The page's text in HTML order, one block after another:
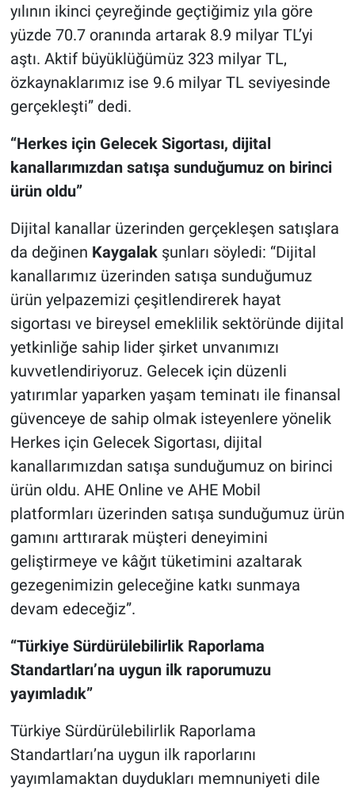
yılının ikinci çeyreğinde geçtiğimiz yıla göre
yüzde 70.7 oranında artarak 8.9 milyar TL’yi
aştı. Aktif büyüklüğümüz 323 milyar TL,
özkaynaklarımız ise 9.6 milyar TL seviyesinde
gerçekleşti” dedi.
“Herkes için Gelecek Sigortası, dijital
kanallarımızdan satışa sunduğumuz on birinci
ürün oldu”
Dijital kanallar üzerinden gerçekleşen satışlara
da değinen Kaygalakşunları söyledi: “Dijital
kanallarımız üzerinden satışa sunduğumuz
ürün yelpazemizi çeşitlendirerek hayat
sigortası ve bireysel emeklilik sektöründe dijital
yetkinliğe sahip lider şirket unvanımızı
kuvvetlendiriyoruz. Gelecek için düzenli
yatırımlar yaparken yaşam teminatı ile finansal
güvenceye de sahip olmak isteyenlere yönelik
Herkes için Gelecek Sigortası, dijital
kanallarımızdan satışa sunduğumuz on birinci
ürün oldu. AHE Online ve AHE Mobil
platformları üzerinden satışa sunduğumuz ürün
gamını arttırarak müşteri deneyimini
geliştirmeye ve kâğıt tüketimini azaltarak
gezegenimizin geleceğine katkı sunmaya
devam edeceğiz”.
“Türkiye Sürdürülebilirlik Raporlama
Standartları’na uygun ilk raporumuzu
yayımladık”
Türkiye Sürdürülebilirlik Raporlama
Standartları’na uygun ilk raporlarını
yayımlamaktan duydukları memnuniyeti dile